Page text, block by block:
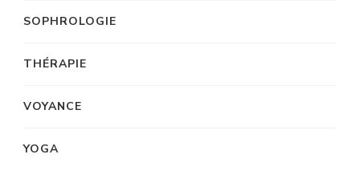
SOPHROLOGIE
THÉRAPIE
VOYANCE
YOGA